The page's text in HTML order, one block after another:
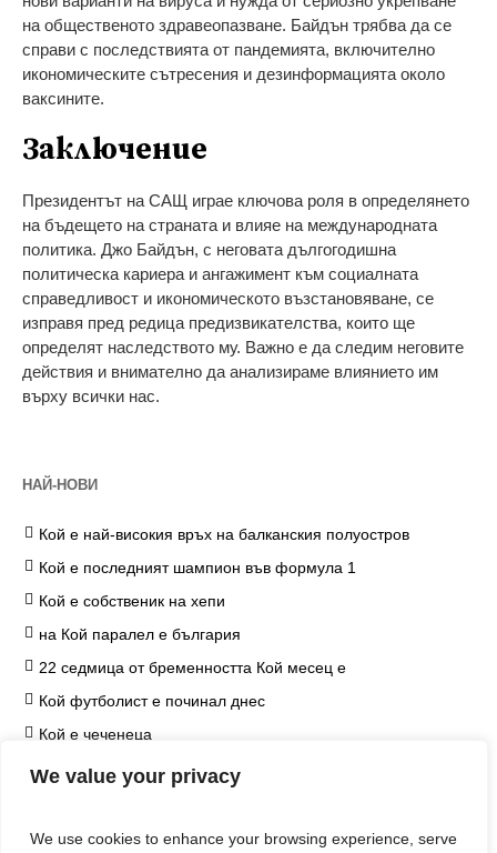
We value your privacy
We use cookies to enhance your browsing experience, serve
на общественото здравеопазване. Байдън трябва да се
справи с последствията от пандемията, включително
икономическите сътресения и дезинформацията около
ваксините.
Заключение
Президентът на САЩ играе ключова роля в определянето
на бъдещето на страната и влияе на международната
политика. Джо Байдън, с неговата дългогодишна
политическа кариера и ангажимент към социалната
справедливост и икономическото възстановяване, се
изправя пред редица предизвикателства, които ще
определят наследството му. Важно е да следим неговите
действия и внимателно да анализираме влиянието им
върху всички нас.
НАЙ-НОВИ
Кой е най-високия връх на балканския полуостров
Кой е последният шампион във формула 1
Кой е собственик на хепи
на Кой паралел е българия
22 седмица от бременността Кой месец е
Кой футболист е починал днес
Кой е чеченеца
на Кой козметичен продукт чърчил не е наложил
ограничение